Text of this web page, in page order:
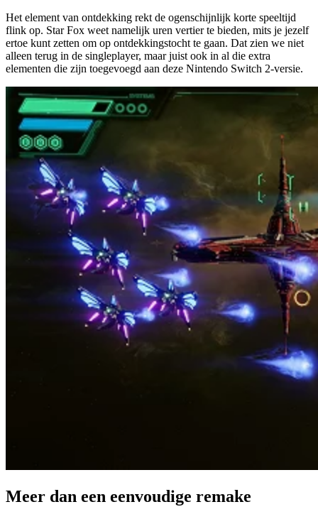
Het element van ontdekking rekt de ogenschijnlijk korte speeltijd
flink op. Star Fox weet namelijk uren vertier te bieden, mits je jezelf
ertoe kunt zetten om op ontdekkingstocht te gaan. Dat zien we niet
alleen terug in de singleplayer, maar juist ook in al die extra
elementen die zijn toegevoegd aan deze Nintendo Switch 2-versie.
Meer dan een eenvoudige remake